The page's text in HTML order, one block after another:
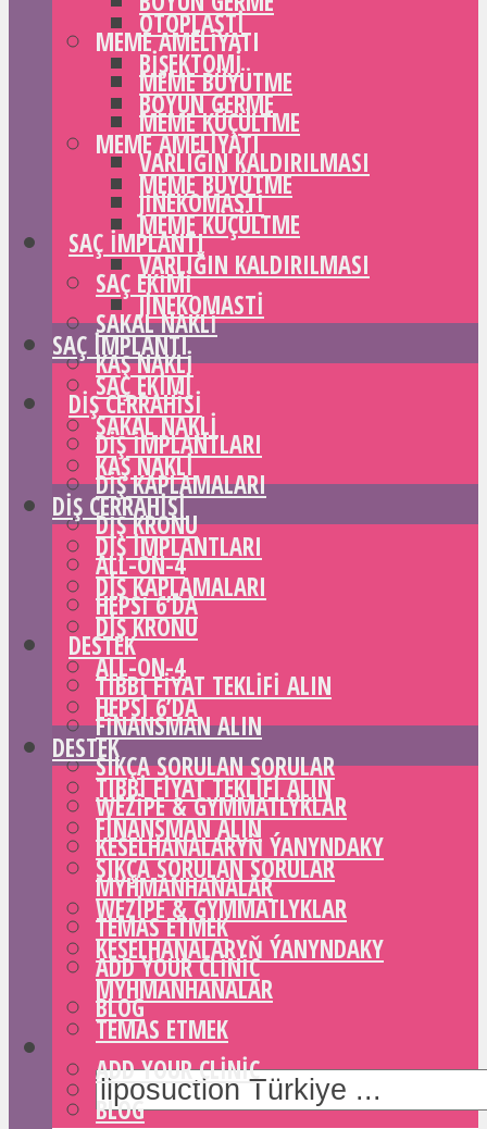
MEME AMELIYATI
MEME BÜYÜTME
MEME KÜÇÜLTME
VARLIĞIN KALDIRILMASI
JINEKOMASTI
SAÇ IMPLANTI
SAÇ EKIMI
SAKAL NAKLI
KAŞ NAKLI
DIŞ CERRAHISI
DIŞ IMPLANTLARI
DIŞ KAPLAMALARI
DIŞ KRONU
ALL-ON-4
HEPSI 6’DA
DESTEK
TIBBI FIYAT TEKLIFI ALIN
FINANSMAN ALIN
SIKÇA SORULAN SORULAR
WEZIPE & GYMMATLYKLAR
KESELHANALARYŇ ÝANYNDAKY
MYHMANHANALAR
TEMAS ETMEK
ADD YOUR CLINIC
BLOG
OTOPLASTI
BIŞEKTOMI
BOYUN GERME
MEME AMELIYATI
MEME BÜYÜTME
MEME KÜÇÜLTME
VARLIĞIN KALDIRILMASI
JINEKOMASTI
SAÇ IMPLANTI
SAÇ EKIMI
SAKAL NAKLI
KAŞ NAKLI
DIŞ CERRAHISI
DIŞ IMPLANTLARI
DIŞ KAPLAMALARI
DIŞ KRONU
ALL-ON-4
HEPSI 6’DA
DESTEK
TIBBI FIYAT TEKLIFI ALIN
FINANSMAN ALIN
SIKÇA SORULAN SORULAR
WEZIPE & GYMMATLYKLAR
KESELHANALARYŇ ÝANYNDAKY
MYHMANHANALAR
TEMAS ETMEK
ADD YOUR CLINIC
BLOG